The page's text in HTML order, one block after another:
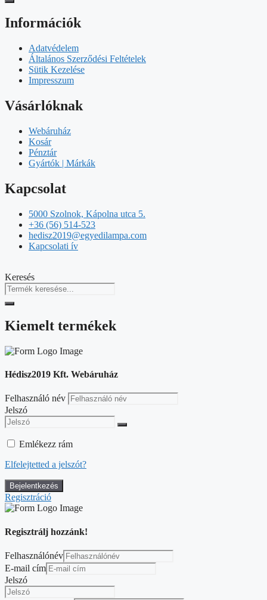
Információk
Adatvédelem
Általános Szerződési Feltételek
Sütik Kezelése
Impresszum
Vásárlóknak
Webáruház
Kosár
Pénztár
Gyártók | Márkák
Kapcsolat
5000 Szolnok, Kápolna utca 5.
+36 (56) 514-523
hedisz2019@egyedilampa.com
Kapcsolati ív
Keresés
Kiemelt termékek
Hédisz2019 Kft. Webáruház
Felhasználó név
Jelszó
Emlékezz rám
Elfelejtetted a jelszót?
Regisztráció
Regisztrálj hozzánk!
Felhasználónév
E-mail cím
Jelszó